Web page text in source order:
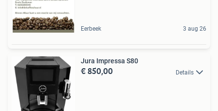
Eerbeek 3 aug 26
Jura Impressa S80
€ 850,00 Details